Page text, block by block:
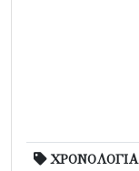
ΧΡΟΝΟΛΟΓΙΑ